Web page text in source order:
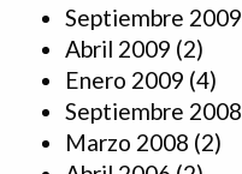
Septiembre 2009
Abril 2009 (2)
Enero 2009 (4)
Septiembre 2008
Marzo 2008 (2)